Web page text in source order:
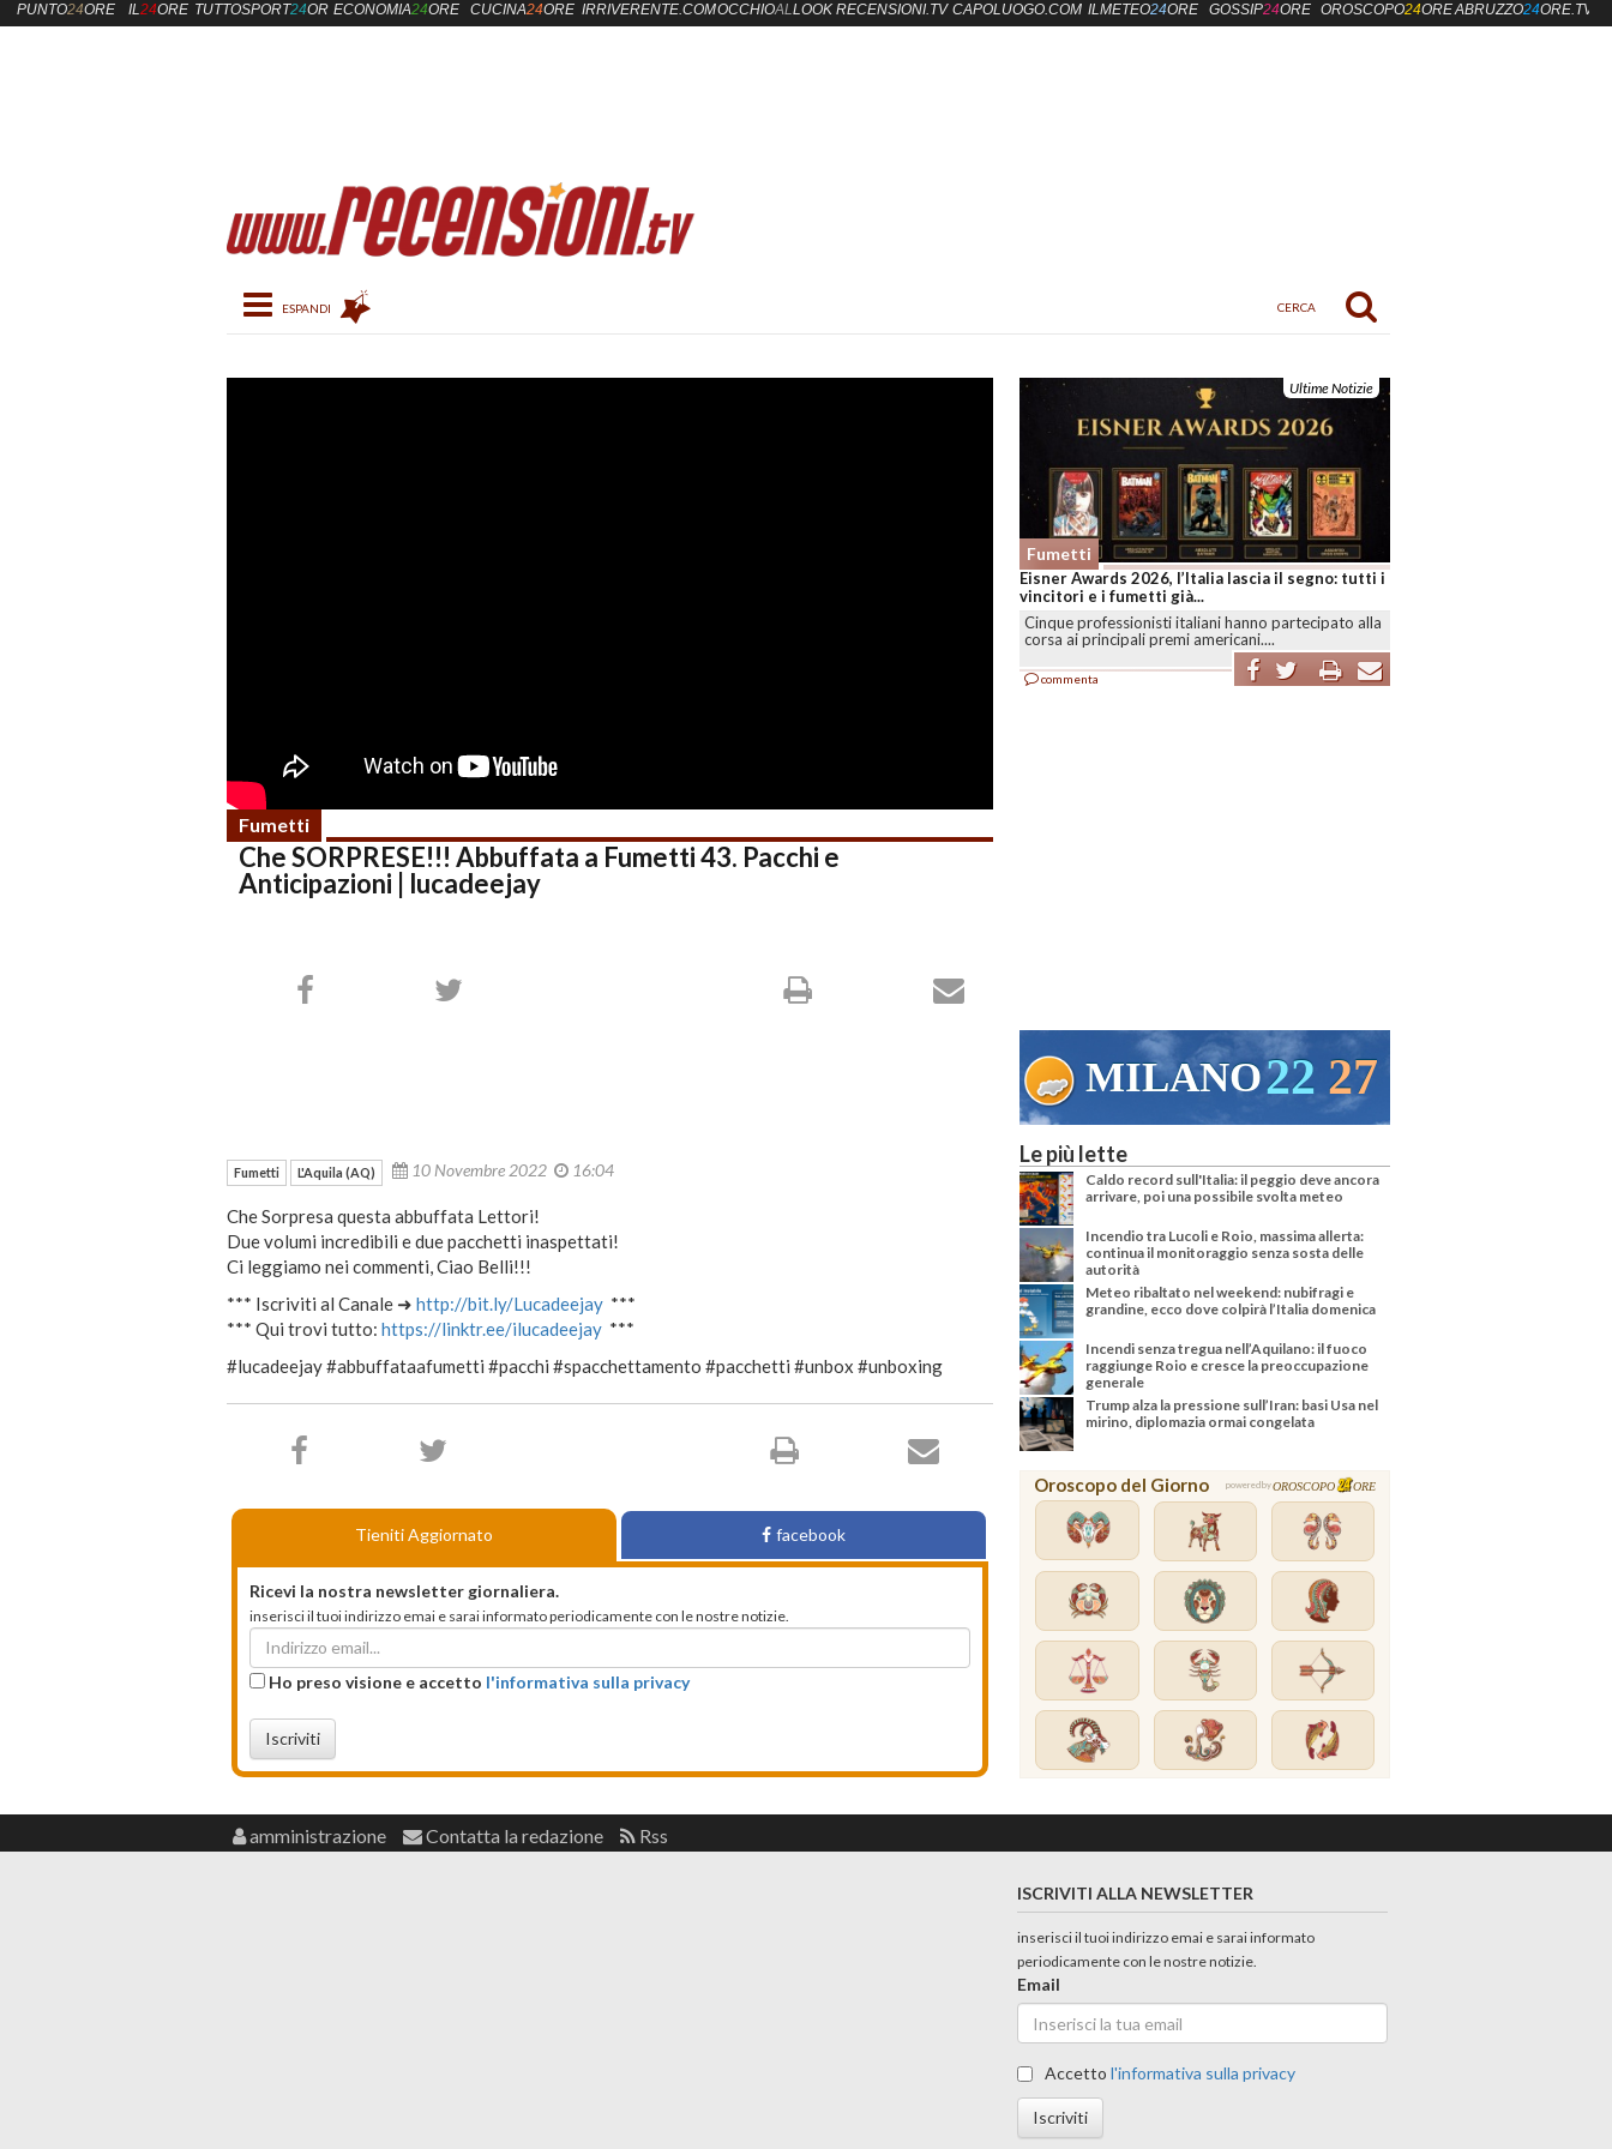
Toggle navigation
Fumetti
Che SORPRESE!!! Abbuffata a Fumetti 43. Pacchi e
Anticipazioni | lucadeejay
Ultime Notizie
Fumetti
Eisner Awards 2026, l’Italia lascia il segno: tutti i
vincitori e i fumetti già...
Cinque professionisti italiani hanno partecipato alla
corsa ai principali premi americani....
commenta
MILANO22 27
Fumetti L'Aquila (AQ) 10 Novembre 2022 16:04
Che Sorpresa questa abbuffata Lettori!
Due volumi incredibili e due pacchetti inaspettati!
Ci leggiamo nei commenti, Ciao Belli!!!
*** Iscriviti al Canale ➜ http://bit.ly/Lucadeejay ***
*** Qui trovi tutto: https://linktr.ee/ilucadeejay ***
#lucadeejay #abbuffataafumetti #pacchi #spacchettamento #pacchetti #unbox #unboxing
Tieniti Aggiornato facebook
Ricevi la nostra newsletter giornaliera.
inserisci il tuoi indirizzo emai e sarai informato periodicamente con le nostre notizie.
Ho preso visione e accetto l'informativa sulla privacy
Iscriviti
Le più lette
Caldo record sull'Italia: il peggio deve ancora
arrivare, poi una possibile svolta meteo
Incendio tra Lucoli e Roio, massima allerta:
continua il monitoraggio senza sosta delle
autorità
Meteo ribaltato nel weekend: nubifragi e
grandine, ecco dove colpirà l’Italia domenica
Incendi senza tregua nell’Aquilano: il fuoco
raggiunge Roio e cresce la preoccupazione
generale
Trump alza la pressione sull’Iran: basi Usa nel
mirino, diplomazia ormai congelata
Oroscopo del Giorno powered byOROSCOPO ORE
PUNTO24ORE IL24ORE TUTTOSPORT24OREECONOMIA24ORE CUCINA24ORE IRRIVERENTE.COMOCCHIOALLOOK RECENSIONI.TV CAPOLUOGO.COM ILMETEO24ORE GOSSIP24ORE OROSCOPO24OREABRUZZO24ORE.TV
amministrazione Contatta la redazione Rss
ISCRIVITI ALLA NEWSLETTER
inserisci il tuoi indirizzo emai e sarai informato
periodicamente con le nostre notizie.
Email
Accettol'informativa sulla privacy
Iscriviti